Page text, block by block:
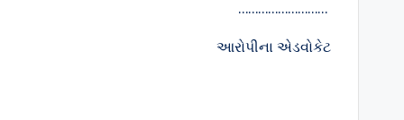
………………………
આરોપીના એડવોકેટ